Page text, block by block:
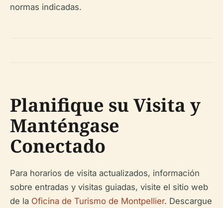
normas indicadas.
Planifique su Visita y
Manténgase
Conectado
Para horarios de visita actualizados, información
sobre entradas y visitas guiadas, visite el sitio web
de la Oficina de Turismo de Montpellier. Descargue